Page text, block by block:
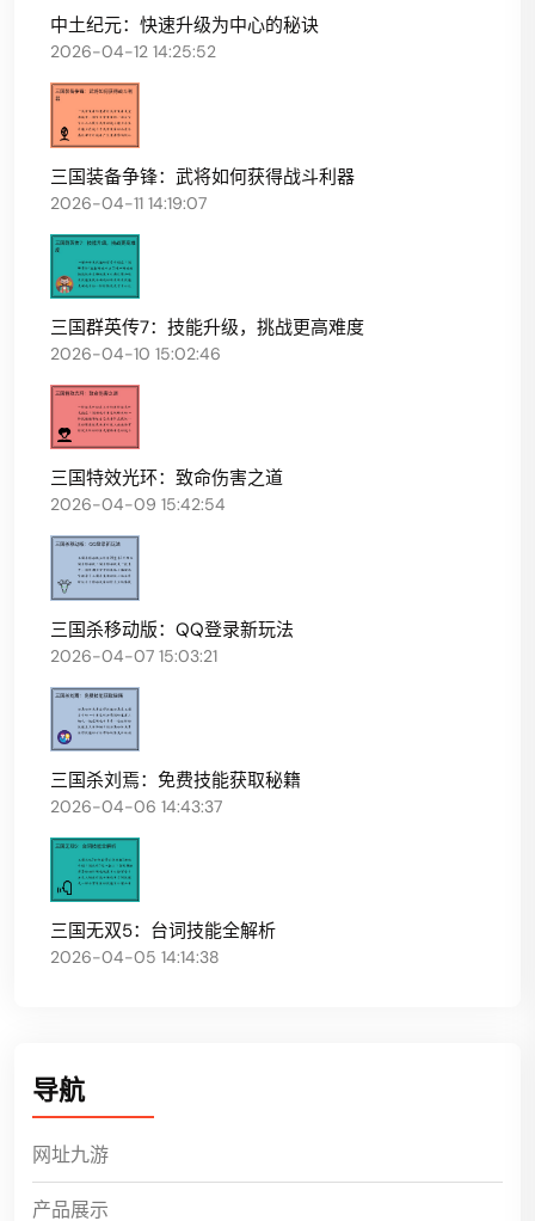
中土纪元：快速升级为中心的秘诀
2026-04-12 14:25:52
三国装备争锋：武将如何获得战斗利器
2026-04-11 14:19:07
三国群英传7：技能升级，挑战更高难度
2026-04-10 15:02:46
三国特效光环：致命伤害之道
2026-04-09 15:42:54
三国杀移动版：QQ登录新玩法
2026-04-07 15:03:21
三国杀刘焉：免费技能获取秘籍
2026-04-06 14:43:37
三国无双5：台词技能全解析
2026-04-05 14:14:38
导航
网址九游
产品展示